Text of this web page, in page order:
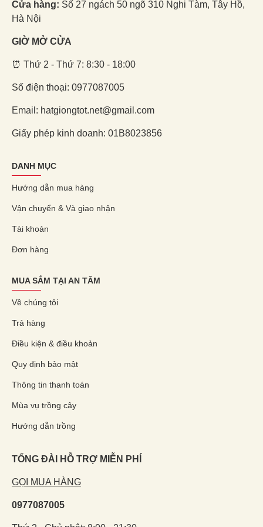
Cửa hàng: Số 27 ngách 50 ngõ 310 Nghi Tàm, Tây Hồ,
Hà Nội
GIỜ MỞ CỬA
⏰ Thứ 2 - Thứ 7: 8:30 - 18:00
Số điện thoại: 0977087005
Email: hatgiongtot.net@gmail.com
Giấy phép kinh doanh: 01B8023856
DANH MỤC
Hướng dẫn mua hàng
Vận chuyển & Và giao nhận
Tài khoản
Đơn hàng
MUA SẮM TẠI AN TÂM
Về chúng tôi
Trả hàng
Điều kiện & điều khoản
Quy định bảo mật
Thông tin thanh toán
Mùa vụ trồng cây
Hướng dẫn trồng
TỔNG ĐÀI HỖ TRỢ MIỄN PHÍ
GỌI MUA HÀNG
0977087005